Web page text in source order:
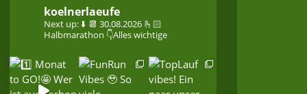
koelnerlaeufe
Next up: ⬇️ 📆 30.08.2026 🫰🏻
Halbmarathon 👇Alles wichtige